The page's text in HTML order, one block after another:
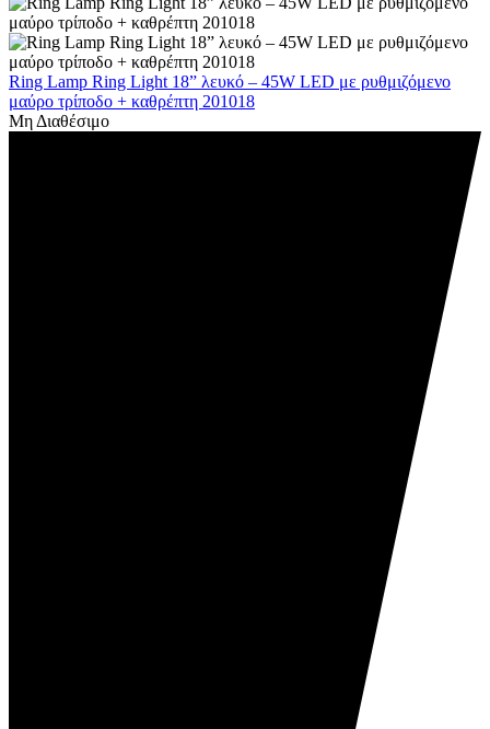
Ring Lamp Ring Light 18” λευκό – 45W LED με ρυθμιζόμενο
μαύρο τρίποδο + καθρέπτη 201018
Μη Διαθέσιμο